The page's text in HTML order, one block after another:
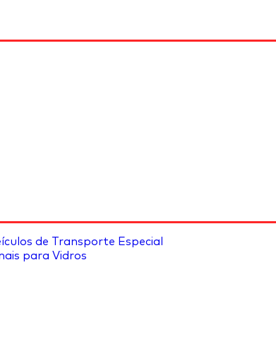
de Transporte Especial
para Vidros